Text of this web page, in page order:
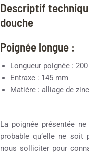
Descriptif
douche
Poignée longue :
Longueur poignée :
Entraxe : 145 mm
Matière : alliage de
La poignée présentée
probable qu’elle ne soit
nous solliciter pour